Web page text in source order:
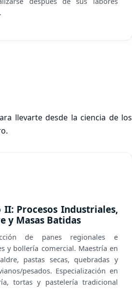
llevarte desde la ciencia de los
II: Procesos Industriales,
y Masas Batidas
de panes regionales e
y bollería comercial. Maestría en
pastas secas, quebradas y
pesados. Especialización en
tortas y pastelería tradicional